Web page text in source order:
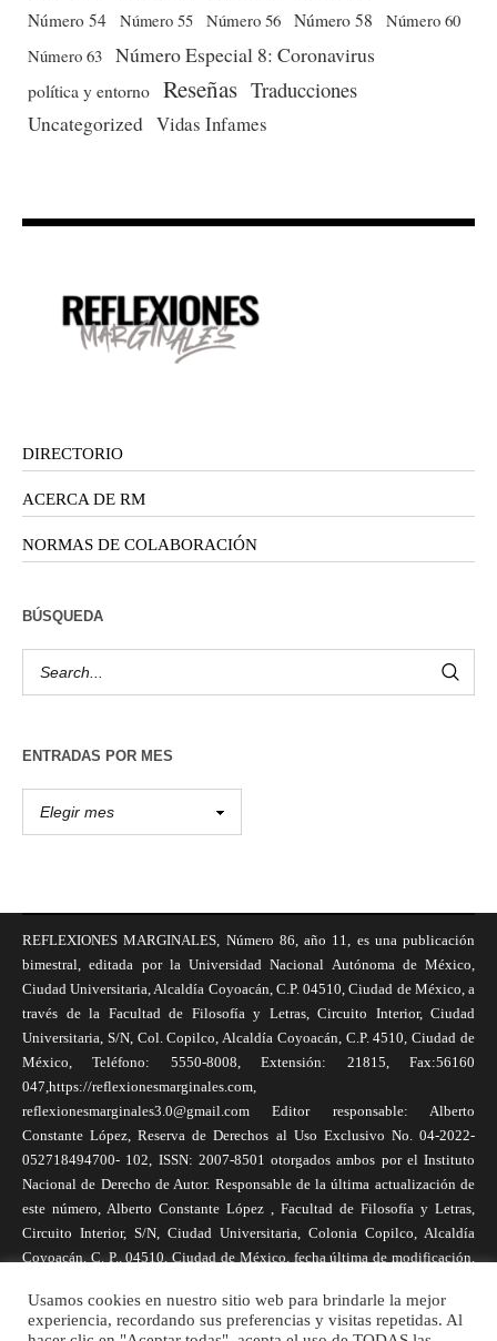
Número 54 Número 55 Número 56 Número 58
Número 60
Número 63 Número Especial 8: Coronavirus
política y entorno Reseñas Traducciones
Uncategorized Vidas Infames
DIRECTORIO
ACERCA DE RM
NORMAS DE COLABORACIÓN
BÚSQUEDA
ENTRADAS POR MES
REFLEXIONES MARGINALES, Número 86, año 11, es una publicación
bimestral, editada por la Universidad Nacional Autónoma de México,
Ciudad Universitaria, Alcaldía Coyoacán, C.P. 04510, Ciudad de México, a
través de la Facultad de Filosofía y Letras, Circuito Interior, Ciudad
Universitaria, S/N, Col. Copilco, Alcaldía Coyoacán, C.P. 4510, Ciudad de
México, Teléfono: 5550-8008, Extensión: 21815, Fax:56160
047,https://reflexionesmarginales.com,
reflexionesmarginales3.0@gmail.com Editor responsable: Alberto
Constante López, Reserva de Derechos al Uso Exclusivo No. 04-2022-
052718494700- 102, ISSN: 2007-8501 otorgados ambos por el Instituto
Nacional de Derecho de Autor. Responsable de la última actualización de
este número, Alberto Constante López , Facultad de Filosofía y Letras,
Circuito Interior, S/N, Ciudad Universitaria, Colonia Copilco, Alcaldía
Coyoacán, C. P., 04510, Ciudad de México, fecha última de modificación,
necesariamente reflejan la postura de la revista, ni de Universidad Nacional
Autónoma de México. Los autores son responsables de los contenidos de
Usamos cookies en nuestro sitio web para brindarle la mejor
experiencia, recordando sus preferencias y visitas repetidas. Al